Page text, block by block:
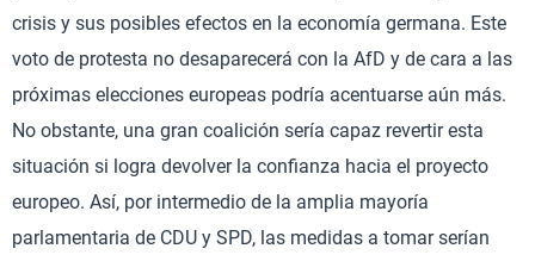
crisis y sus posibles efectos en la economía germana. Este
voto de protesta no desaparecerá con la AfD y de cara a las
próximas elecciones europeas podría acentuarse aún más.
No obstante, una gran coalición sería capaz revertir esta
situación si logra devolver la confianza hacia el proyecto
europeo. Así, por intermedio de la amplia mayoría
parlamentaria de CDU y SPD, las medidas a tomar serían